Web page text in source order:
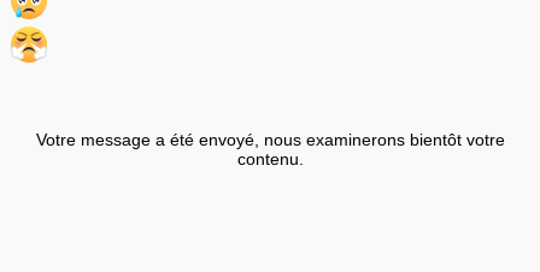
Votre message a été envoyé, nous examinerons bientôt votre
contenu.